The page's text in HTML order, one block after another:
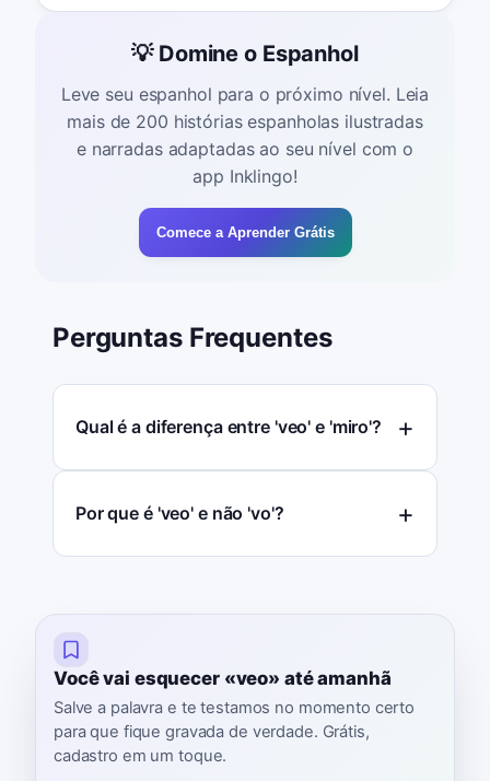
💡 Domine o Espanhol
Leve seu espanhol para o próximo nível. Leia
mais de 200 histórias espanholas ilustradas
e narradas adaptadas ao seu nível com o
app Inklingo!
Comece a Aprender Grátis
Perguntas Frequentes
Qual é a diferença entre 'veo' e 'miro'?
Por que é 'veo' e não 'vo'?
Você vai esquecer «veo» até amanhã
Salve a palavra e te testamos no momento certo
para que fique gravada de verdade. Grátis,
cadastro em um toque.